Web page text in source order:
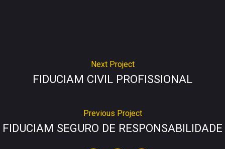
Next Project
FIDUCIAM CIVIL PROFISSIONAL
Previous Project
FIDUCIAM SEGURO DE RESPONSABILIDADE